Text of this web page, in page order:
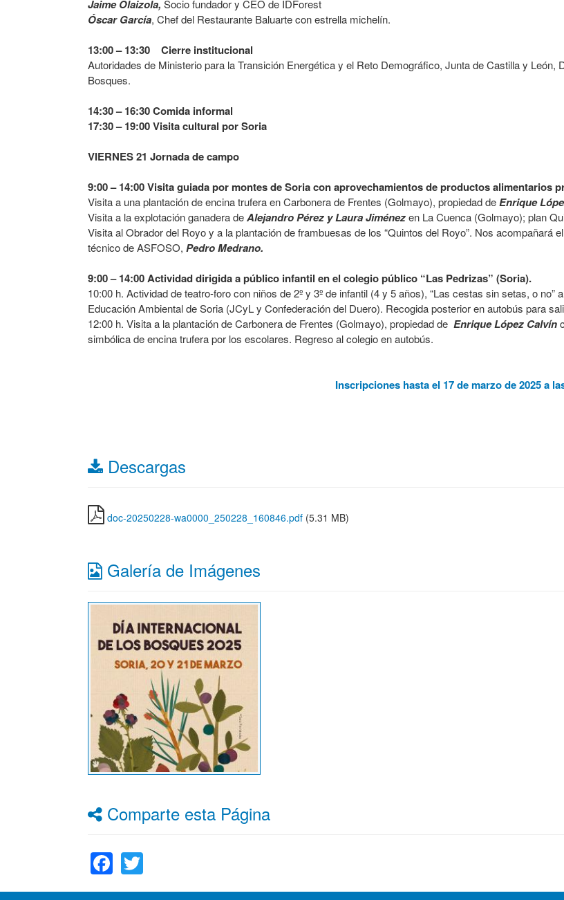
Jaime Olaizola, Socio fundador y CEO de IDForest
Óscar García, Chef del Restaurante Baluarte con estrella michelín.
13:00 – 13:30 Cierre institucional
Autoridades de Ministerio para la Transición Energética y el Reto Demográfico, Junta de Castilla y León,
Bosques.
14:30 – 16:30Comida informal
17:30 – 19:00 Visita cultural por Soria
VIERNES 21 Jornada de campo
9:00 – 14:00 Visita guiada por montes de Soria con aprovechamientos de productos alimentarios
Visita a una plantación de encina trufera en Carbonera de Frentes (Golmayo), propiedad deEnrique
Visita a la explotación ganadera deAlejandro Pérez y Laura Jiménezen La Cuenca (Golmayo); plan
Visita al Obrador del Royo y a la plantación de frambuesas de los “Quintos del Royo”. Nos acompañará
técnico de ASFOSO, Pedro Medrano.
9:00 – 14:00 Actividad dirigida a público infantil en el colegio público “Las Pedrizas” (Soria).
10:00 h. Actividad de teatro-foro con niños de 2º y 3º de infantil (4 y 5 años), “Las cestas sin setas, o
Educación Ambiental de Soria (JCyL y Confederación del Duero). Recogida posterior en autobús para
12:00 h. Visita a la plantación de Carbonera de Frentes (Golmayo), propiedad de Enrique López Calvín
simbólica de encina trufera por los escolares. Regreso al colegio en autobús.
Inscripciones hasta el 17 de marzo de 2025 a
Descargas
doc-20250228-wa0000_250228_160846.pdf (5.31 MB)
Galería de Imágenes
Comparte esta Página
Facebook